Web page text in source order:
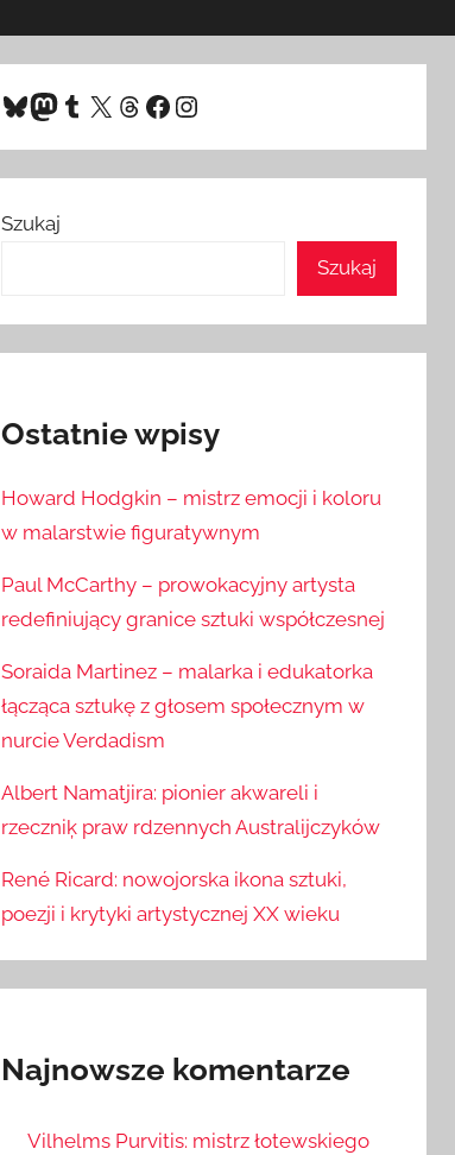
Bluesky
Mastodon
Tumblr
X Threads
Facebook
Instagram
Szukaj
Szukaj
Ostatnie wpisy
Howard Hodgkin – mistrz emocji i koloru
w malarstwie figuratywnym
Paul McCarthy – prowokacyjny artysta
redefiniujący granice sztuki współczesnej
Soraida Martinez – malarka i edukatorka
łącząca sztukę z głosem społecznym w
nurcie Verdadism
Albert Namatjira: pionier akwareli i
rzeczniķ praw rdzennych Australijczyków
René Ricard: nowojorska ikona sztuki,
poezji i krytyki artystycznej XX wieku
Najnowsze komentarze
Vilhelms Purvitis: mistrz łotewskiego